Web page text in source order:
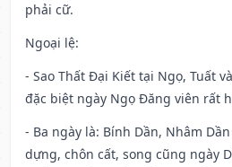
phải cữ.
Ngoại lệ:
- Sao Thất Đại Kiết tại Ngọ, Tuất
đặc biệt ngày Ngọ Đăng viên rất
- Ba ngày là: Bính Dần, Nhâm
dựng, chôn cất, song cũng ngày